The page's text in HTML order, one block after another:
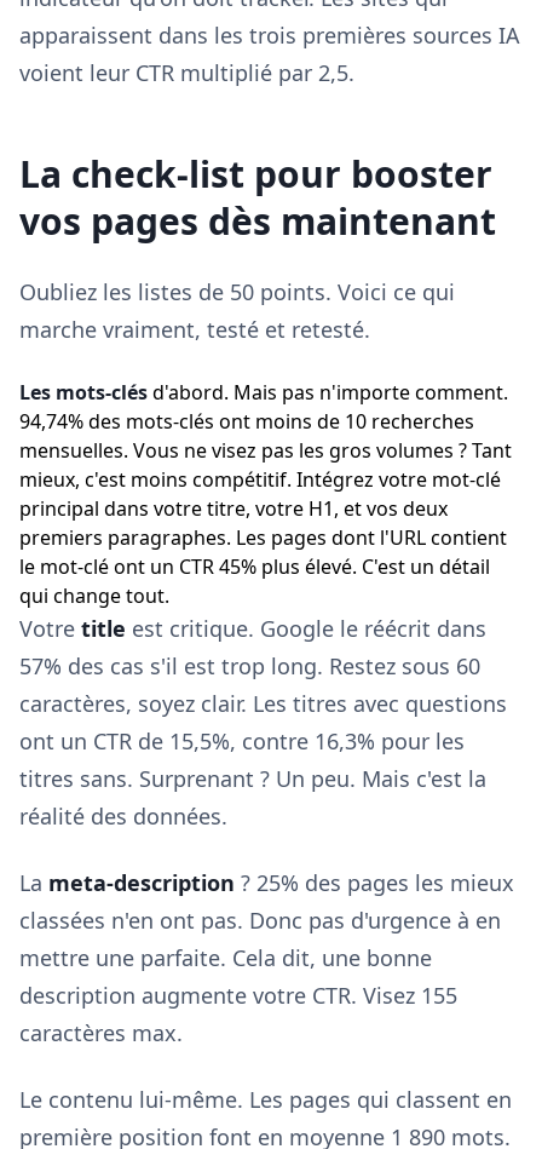
apparaissent dans les trois premières sources IA
voient leur CTR multiplié par 2,5.
La check-list pour booster
vos pages dès maintenant
Oubliez les listes de 50 points. Voici ce qui
marche vraiment, testé et retesté.
Les mots-clésd'abord. Mais pas n'importe comment.
94,74% des mots-clés ont moins de 10 recherches
mensuelles. Vous ne visez pas les gros volumes ? Tant
mieux, c'est moins compétitif. Intégrez votre mot-clé
principal dans votre titre, votre H1, et vos deux
premiers paragraphes. Les pages dont l'URL contient
le mot-clé ont un CTR 45% plus élevé. C'est un détail
qui change tout.
Votre title est critique. Google le réécrit dans
57% des cas s'il est trop long. Restez sous 60
caractères, soyez clair. Les titres avec questions
ont un CTR de 15,5%, contre 16,3% pour les
titres sans. Surprenant ? Un peu. Mais c'est la
réalité des données.
La meta-description ? 25% des pages les mieux
classées n'en ont pas. Donc pas d'urgence à en
mettre une parfaite. Cela dit, une bonne
description augmente votre CTR. Visez 155
caractères max.
Le contenu lui-même. Les pages qui classent en
première position font en moyenne 1 890 mots.